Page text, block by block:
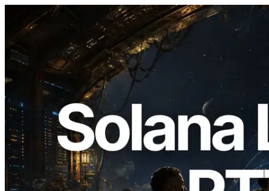
2026.08.05
ERPC、Solana Leader Slot APIを世界7